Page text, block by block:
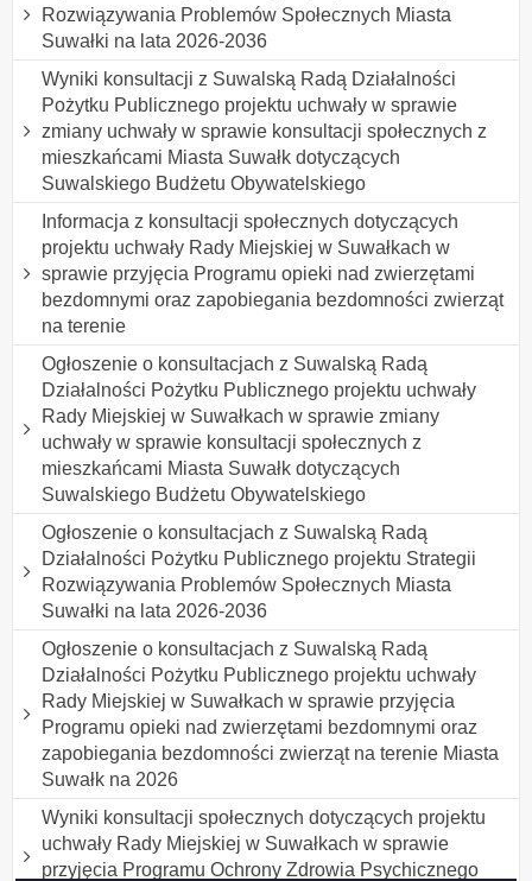
Rozwiązywania Problemów Społecznych Miasta
Suwałki na lata 2026-2036
Wyniki konsultacji z Suwalską Radą Działalności
Pożytku Publicznego projektu uchwały w sprawie
zmiany uchwały w sprawie konsultacji społecznych z
mieszkańcami Miasta Suwałk dotyczących
Suwalskiego Budżetu Obywatelskiego
Informacja z konsultacji społecznych dotyczących
projektu uchwały Rady Miejskiej w Suwałkach w
sprawie przyjęcia Programu opieki nad zwierzętami
bezdomnymi oraz zapobiegania bezdomności zwierząt
na terenie
Ogłoszenie o konsultacjach z Suwalską Radą
Działalności Pożytku Publicznego projektu uchwały
Rady Miejskiej w Suwałkach w sprawie zmiany
uchwały w sprawie konsultacji społecznych z
mieszkańcami Miasta Suwałk dotyczących
Suwalskiego Budżetu Obywatelskiego
Ogłoszenie o konsultacjach z Suwalską Radą
Działalności Pożytku Publicznego projektu Strategii
Rozwiązywania Problemów Społecznych Miasta
Suwałki na lata 2026-2036
Ogłoszenie o konsultacjach z Suwalską Radą
Działalności Pożytku Publicznego projektu uchwały
Rady Miejskiej w Suwałkach w sprawie przyjęcia
Programu opieki nad zwierzętami bezdomnymi oraz
zapobiegania bezdomności zwierząt na terenie Miasta
Suwałk na 2026
Wyniki konsultacji społecznych dotyczących projektu
uchwały Rady Miejskiej w Suwałkach w sprawie
przyjęcia Programu Ochrony Zdrowia Psychicznego